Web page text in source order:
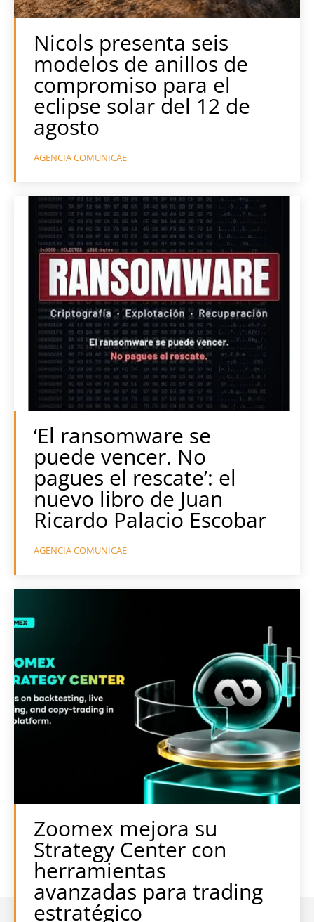
Nicols presenta seis
modelos de anillos de
compromiso para el
eclipse solar del 12 de
agosto
AGENCIA COMUNICAE
‘El ransomware se
puede vencer. No
pagues el rescate’: el
nuevo libro de Juan
Ricardo Palacio Escobar
AGENCIA COMUNICAE
Zoomex mejora su
Strategy Center con
herramientas
avanzadas para trading
estratégico